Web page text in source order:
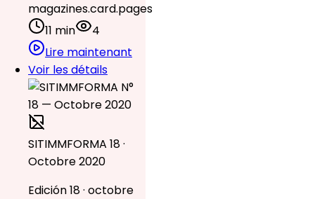
magazines.card.pages
11 min
4
Lire maintenant
Voir les détails
SITIMMFORMA 18 ·
Octobre 2020
Edición 18 · octobre